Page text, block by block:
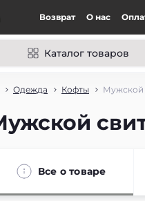
Возврат О нас
Каталог товаров
Одежда Кофты Мужской
Все о товаре